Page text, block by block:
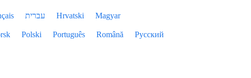
עברית Hrvatski Magyar
Polski Português Română Русский